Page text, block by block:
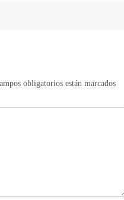
obligatorios están marcados